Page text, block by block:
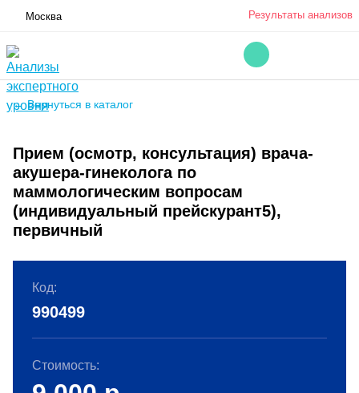
Москва Результаты анализов
← Вернуться в каталог
Прием (осмотр, консультация) врача-
акушера-гинеколога по
маммологическим вопросам
(индивидуальный прейскурант5),
первичный
Код:
990499
Стоимость: